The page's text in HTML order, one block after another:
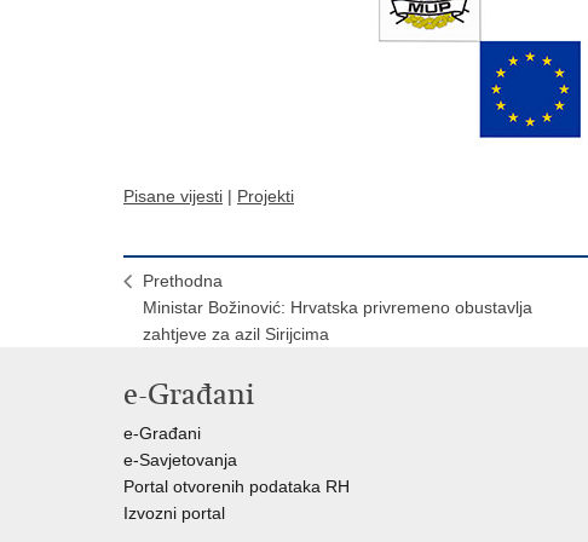
Pisane vijesti | Projekti
Prethodna
Ministar Božinović: Hrvatska privremeno obustavlja
zahtjeve za azil Sirijcima
e-Građani
e-Građani
e-Savjetovanja
Portal otvorenih podataka RH
Izvozni portal